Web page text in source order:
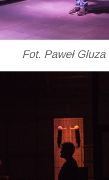
Fot. Paweł Gluza